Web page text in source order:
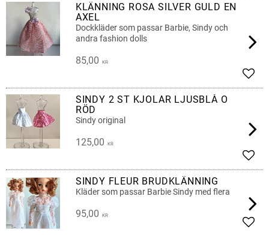
KLÄNNING ROSA SILVER GULD EN
AXEL
Dockkläder som passar Barbie, Sindy och
andra fashion dolls
85,00 KR
SINDY 2 ST KJOLAR LJUSBLÅ O
RÖD
Sindy original
125,00 KR
SINDY FLEUR BRUDKLÄNNING
Kläder som passar Barbie Sindy med flera
95,00 KR